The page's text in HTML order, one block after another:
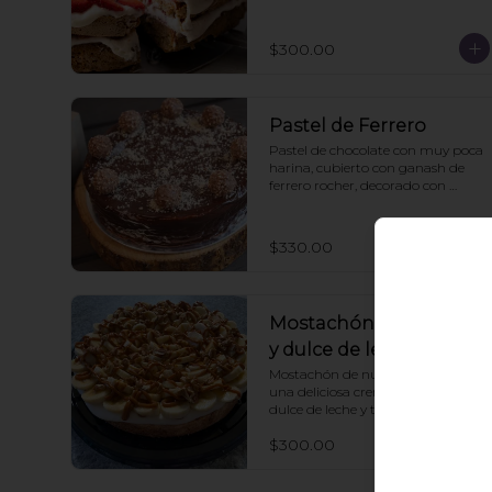
$300.00
Pastel de Ferrero
Pastel de chocolate con muy poca
harina, cubierto con ganash de
ferrero rocher, decorado con
$330.00
Mostachón de plátano
y dulce de leche
Mostachón de nuez, decorado con
una deliciosa cremita, pl´tano,
dulce de leche y trocitos de neux
$300.00